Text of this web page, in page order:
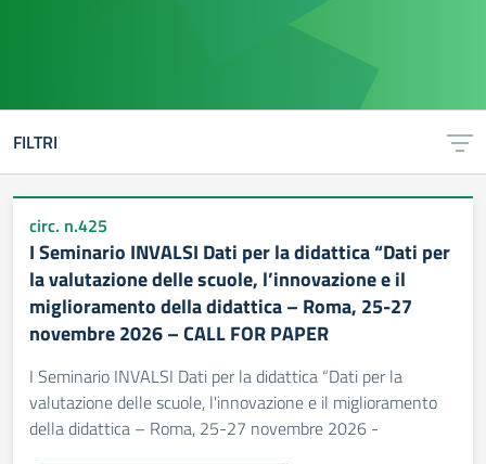
FILTRI
circ. n.425
I Seminario INVALSI Dati per la didattica “Dati per
la valutazione delle scuole, l’innovazione e il
miglioramento della didattica – Roma, 25-27
novembre 2026 – CALL FOR PAPER
I Seminario INVALSI Dati per la didattica “Dati per la
valutazione delle scuole, l'innovazione e il miglioramento
della didattica – Roma, 25-27 novembre 2026 -